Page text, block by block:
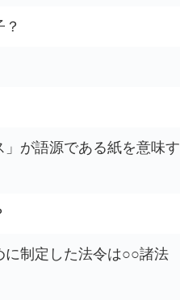
が語源である紙を意味す
に制定した法令は○○諸法